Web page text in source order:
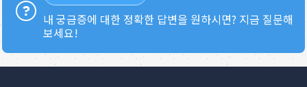
내 궁금증에 대한 정확한 답변을 원하시면? 지금 질문해
보세요!